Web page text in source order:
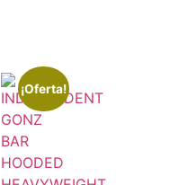
¡Oferta!